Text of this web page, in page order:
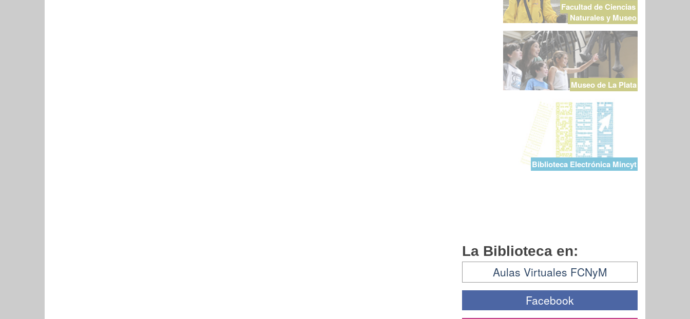
Facultad de Ciencias
Naturales y Museo
Museo de La Plata
Biblioteca Electrónica Mincyt
La Biblioteca en:
Aulas Virtuales FCNyM
Facebook